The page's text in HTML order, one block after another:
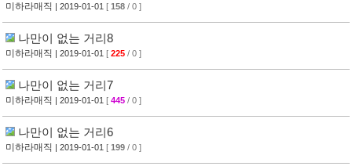
미하라매직 | 2019-01-01 [ 158 / 0 ]
나만이 없는 거리8
미하라매직 | 2019-01-01 [ 225 / 0 ]
나만이 없는 거리7
미하라매직 | 2019-01-01 [ 445 / 0 ]
나만이 없는 거리6
미하라매직 | 2019-01-01 [ 199 / 0 ]